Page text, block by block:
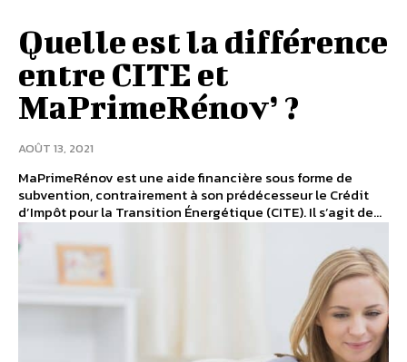
Quelle est la différence
entre CITE et
MaPrimeRénov’ ?
AOÛT 13, 2021
MaPrimeRénov est une aide financière sous forme de
subvention, contrairement à son prédécesseur le Crédit
d’Impôt pour la Transition Énergétique (CITE). Il s’agit de...